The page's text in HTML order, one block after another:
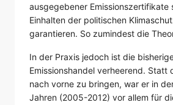
ausgegebener Emissionszertifikate
Einhalten der politischen
garantieren. So zumindest die
In der Praxis jedoch ist die
Emissionshandel verheerend. Statt
nach vorne zu bringen, war er in
Jahren (2005-2012) vor allem für